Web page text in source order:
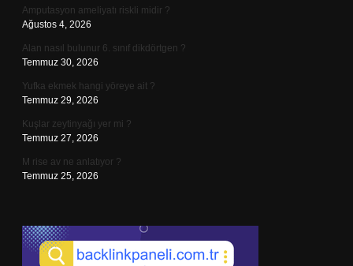
Amputasyon ameliyatı riskli midir ?
Ağustos 4, 2026
Alan nasıl bulunur 6. sınıf dikdörtgen ?
Temmuz 30, 2026
Yufka ekmek hangi yöreye ait ?
Temmuz 29, 2026
Kuşlar zeytinyağı yer mi ?
Temmuz 27, 2026
M rise av ne anlatıyor ?
Temmuz 25, 2026